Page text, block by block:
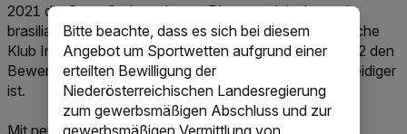
Bitte beachte, dass es sich bei diesem
Angebot um Sportwetten aufgrund einer
erteilten Bewilligung der
Niederösterreichischen Landesregierung
zum gewerbsmäßigen Abschluss und zur
gewerbsmäßigen Vermittlung von
2021 die Copa Sudamericana. Die argentinische und
brasilianische Dominanz durchbrach der ecuadorianische
Klub Independiente del Valle, der nach 2019 auch 2022 den
Bewerb gewann und damit auch der aktuelle Titelverteidiger
ist.
Mit neun Titeln sind Vereine aus Argentinien die